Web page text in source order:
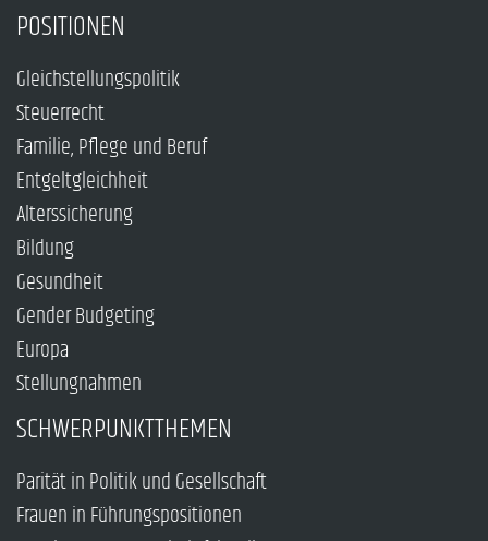
POSITIONEN
Gleichstellungspolitik
Steuerrecht
Familie, Pflege und Beruf
Entgeltgleichheit
Alterssicherung
Bildung
Gesundheit
Gender Budgeting
Europa
Stellungnahmen
SCHWERPUNKTTHEMEN
Parität in Politik und Gesellschaft
Frauen in Führungspositionen